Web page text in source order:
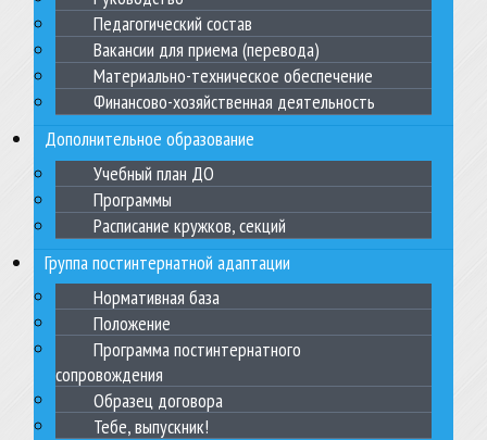
Педагогический состав
Вакансии для приема (перевода)
Материально-техническое обеспечение
Финансово-хозяйственная деятельность
Дополнительное образование
Учебный план ДО
Программы
Расписание кружков, секций
Группа постинтернатной адаптации
Нормативная база
Положение
Программа постинтернатного
сопровождения
Образец договора
Тебе, выпускник!